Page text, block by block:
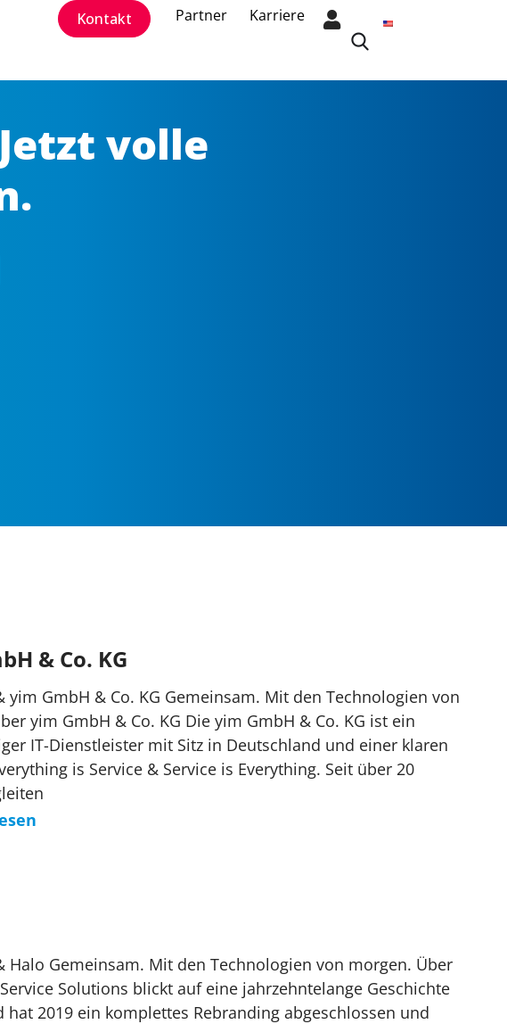
Kontakt Partner Karriere
volle
& Co. KG
yim GmbH & Co. KG Gemeinsam. Mit den Technologien von
yim GmbH & Co. KG Die yim GmbH & Co. KG ist ein
IT-Dienstleister mit Sitz in Deutschland und einer klaren
is Service & Service is Everything. Seit über 20
Halo Gemeinsam. Mit den Technologien von morgen. Über
Solutions blickt auf eine jahrzehntelange Geschichte
hat 2019 ein komplettes Rebranding abgeschlossen und